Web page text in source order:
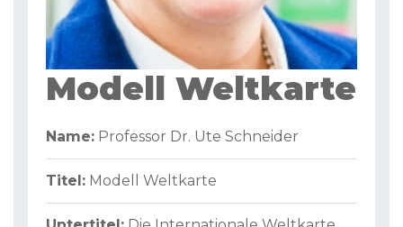
Modell Weltkarte
Name: Professor Dr. Ute Schneider
Titel: Modell Weltkarte